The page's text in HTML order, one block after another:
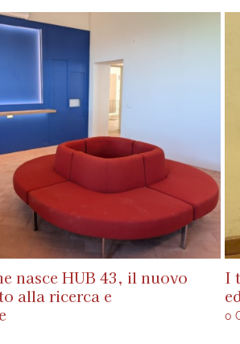
nasce HUB 43, il nuovo
alla ricerca e
I
0